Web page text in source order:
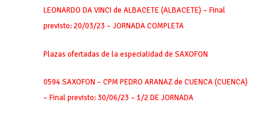
LEONARDO DA VINCI de ALBACETE (ALBACETE) – Final
previsto: 20/03/23 – JORNADA COMPLETA
Plazas ofertadas de la especialidad de SAXOFON
0594 SAXOFON – CPM PEDRO ARANAZ de CUENCA (CUENCA)
– Final previsto: 30/06/23 – 1/2 DE JORNADA